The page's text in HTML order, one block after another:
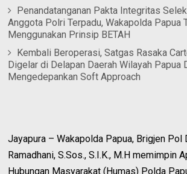
Penandatanganan Pakta Integritas
Anggota Polri Terpadu, Wakapolda Papua
Menggunakan Prinsip BETAH
Kembali Beroperasi, Satgas Rasaka
Digelar di Delapan Daerah Wilayah Papua
Mengedepankan Soft Approach
Jayapura – Wakapolda Papua, Brigjen Pol
Ramadhani, S.Sos., S.I.K., M.H memimpin
Hubungan Masyarakat (Humas) Polda